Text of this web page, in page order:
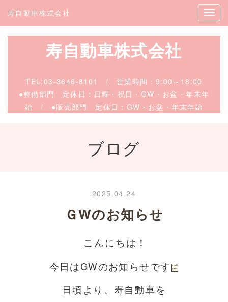
寿自動車株式会社
寿自動車株式会社
TEL:03-3646-8101 /
営業時間：9:00～18:00
●整備部門 定休日：日曜・祝日・GW・お盆・年末年
始 / ●販売部門 定休日：GW・お盆・年末年始
ブログ
2025.04.24
ＧWのお知らせ
こんにちは！
今日はGWのお知らせです
日頃より、寿自動車を